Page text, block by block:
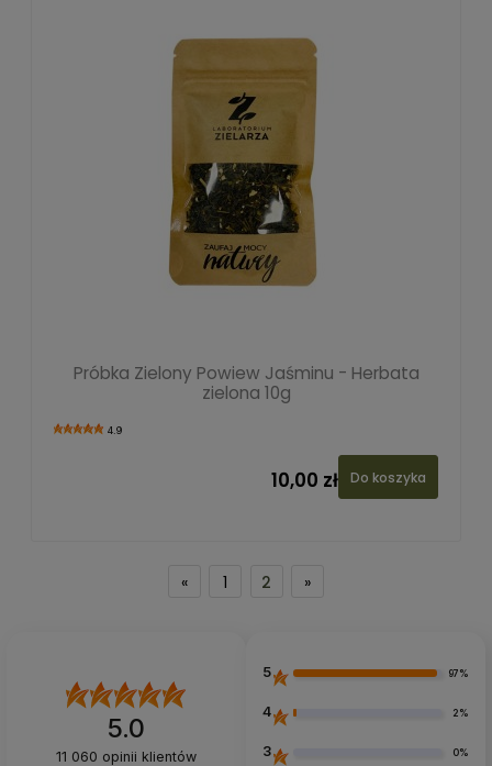
Próbka Zielony Powiew Jaśminu - Herbata
zielona 10g
4.9
10,00 zł Do koszyka
« 1 2 »
5.0
11 060 opinii klientów
5 97%
4 2%
3 0%